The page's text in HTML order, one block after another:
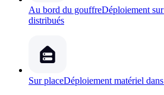
Au bord du gouffreDéploiement
distribués
Sur placeDéploiement matériel